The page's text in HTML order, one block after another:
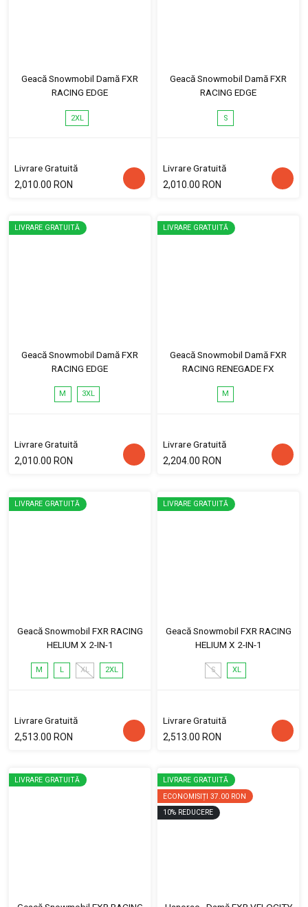
Geacă Snowmobil Damă FXR
RACING EDGE
2XL
Livrare Gratuită
2,010.00 RON
Geacă Snowmobil Damă FXR
RACING EDGE
S
Livrare Gratuită
2,010.00 RON
LIVRARE GRATUITĂ
Geacă Snowmobil Damă FXR
RACING EDGE
M 3XL
Livrare Gratuită
2,010.00 RON
LIVRARE GRATUITĂ
Geacă Snowmobil Damă FXR
RACING RENEGADE FX
M
Livrare Gratuită
2,204.00 RON
LIVRARE GRATUITĂ
Geacă Snowmobil FXR RACING
HELIUM X 2-IN-1
M L XL 2XL
Livrare Gratuită
2,513.00 RON
LIVRARE GRATUITĂ
Geacă Snowmobil FXR RACING
HELIUM X 2-IN-1
S XL
Livrare Gratuită
2,513.00 RON
LIVRARE GRATUITĂ
LIVRARE GRATUITĂ
ECONOMISIȚI 37.00 RON
10% REDUCERE